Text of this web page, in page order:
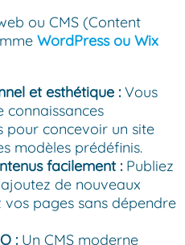
ou CMS (Content
WordPress ou Wix
et esthétique :Vous
connaissances
pour concevoir un site
modèles prédéfinis.
facilement :Publiez
de nouveaux
pages sans dépendre
:Un CMS moderne